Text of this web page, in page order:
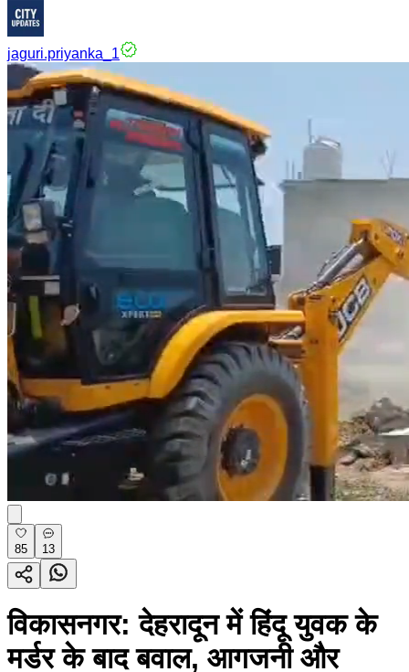
jaguri.priyanka_1
85 13
विकासनगर: देहरादून में हिंदू युवक के
मर्डर के बाद बवाल, आगजनी और